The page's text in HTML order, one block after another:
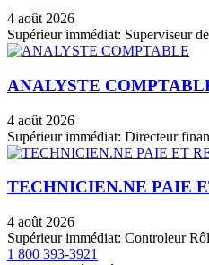
4 août 2026
Supérieur immédiat: Superviseur
ANALYSTE
4 août 2026
Supérieur immédiat: Directeur
TECHNICIEN.NE PAIE
4 août 2026
Supérieur immédiat: Controleur
1 800 393-3921